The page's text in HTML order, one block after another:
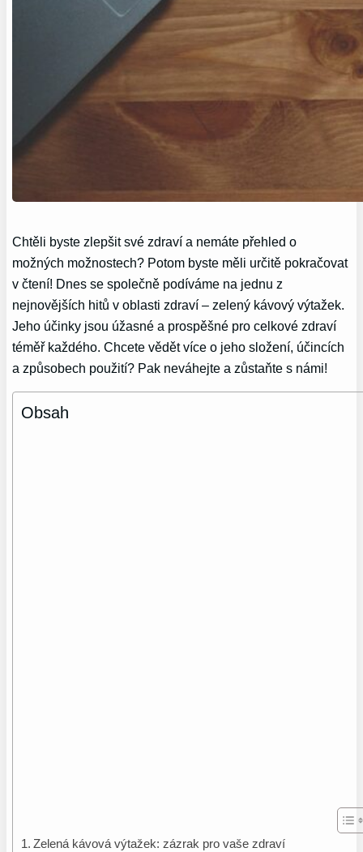
Chtěli byste zlepšit své zdraví a nemáte přehled o
možných možnostech? Potom byste měli určitě pokračovat
v čtení! Dnes se společně podíváme na jednu z
nejnovějších hitů v oblasti zdraví – zelený kávový výtažek.
Jeho účinky jsou úžasné a prospěšné pro celkové zdraví
téměř každého. Chcete vědět více o jeho složení, účincích
a způsobech použití? Pak neváhejte a zůstaňte s námi!
Obsah
Zelená kávová výtažek: zázrak pro vaše zdraví